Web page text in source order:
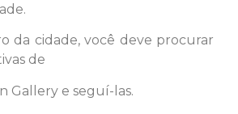
da cidade, você deve procurar
de
Gallery e seguí-las.